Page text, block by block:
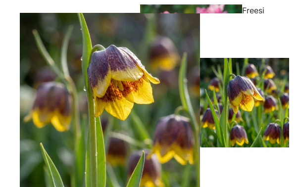
Freesi
Fritillar
ia